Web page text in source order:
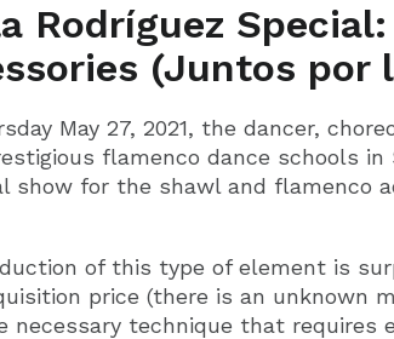
Rodríguez
(Juntos por
May 27, 2021, the dancer,
flamenco dance schools
show for the shawl and flamenco
of this type of element is
price (there is an unknown
necessary technique that requires